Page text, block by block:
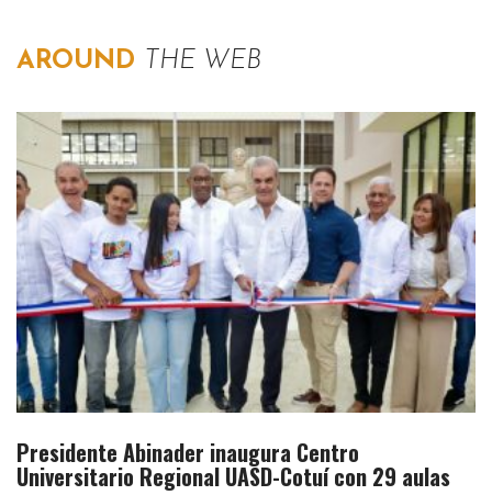
AROUND THE WEB
Presidente Abinader inaugura Centro
Universitario Regional UASD-Cotuí con 29 aulas